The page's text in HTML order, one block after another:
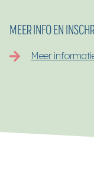
MEER INFO EN
Meer